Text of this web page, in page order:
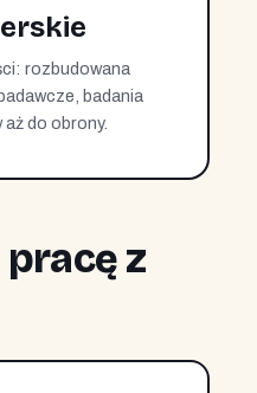
rozbudowana
badania
aż do obrony.
z